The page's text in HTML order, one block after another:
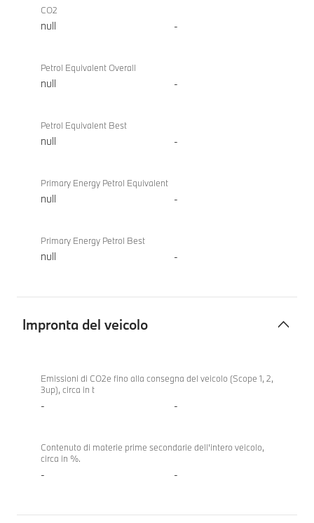
CO2
null -
Petrol Equivalent Overall
null -
Petrol Equivalent Best
null -
Primary Energy Petrol Equivalent
null -
Primary Energy Petrol Best
null -
Impronta del veicolo
veicolo
318d
Berlina
Emissioni di CO2e fino alla consegna del veicolo (Scope 1, 2,
3up), circa in t
- -
Contenuto di materie prime secondarie dell'intero veicolo,
circa in %.
- -